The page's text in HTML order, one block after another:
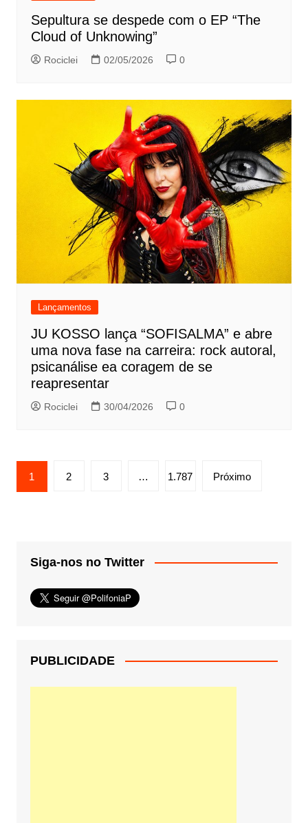
Sepultura se despede com o EP “The
Cloud of Unknowing”
Rociclei 02/05/2026 0
Lançamentos
JU KOSSO lança “SOFISALMA” e abre
uma nova fase na carreira: rock autoral,
psicanálise ea coragem de se
reapresentar
Rociclei 30/04/2026 0
Paginação
de
1 2 3 … 1.787 Próximo
Siga-nos no Twitter
PUBLICIDADE